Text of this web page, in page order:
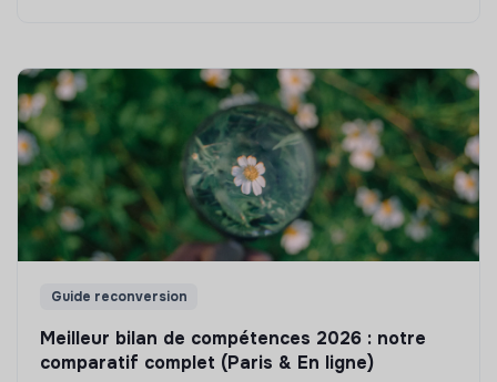
Guide reconversion
Meilleur bilan de compétences 2026 : notre
comparatif complet (Paris & En ligne)